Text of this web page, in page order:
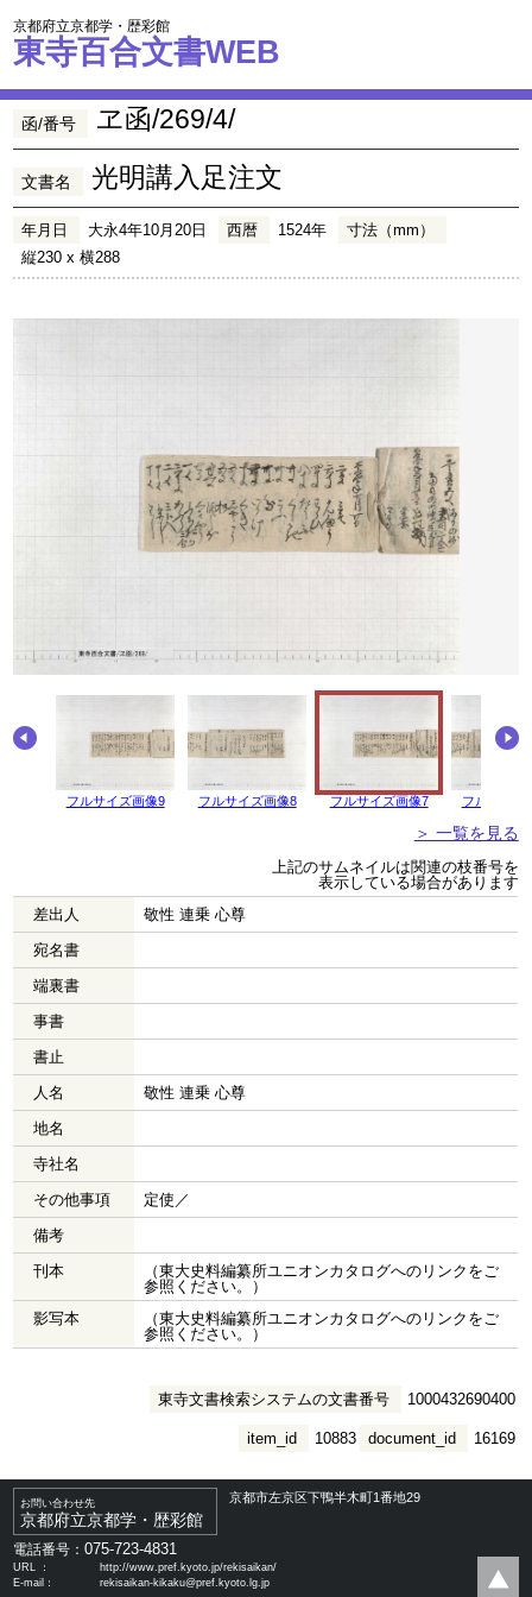
京都府立京都学・歴彩館
東寺百合文書WEB
函/番号 ヱ函/269/4/
文書名 光明講入足注文
年月日 大永4年10月20日 西暦 1524年
寸法（mm）
縦230 x 横288
フルサイズ画像9 フルサイズ画像8 フルサイズ画像7 フルサイズ
＞ 一覧を見る
上記のサムネイルは関連の枝番号を
表示している場合があります
差出人
敬性 連乗 心尊
宛名書
端裏書
事書
書止
人名
敬性 連乗 心尊
地名
寺社名
その他事項
定使／
備考
刊本
（東大史料編纂所ユニオンカタログへのリンクをご
参照ください。）
影写本
（東大史料編纂所ユニオンカタログへのリンクをご
参照ください。）
東寺文書検索システムの文書番号 1000432690400
document_id 16169
item_id 10883
お問い合わせ先
京都府立京都学・歴彩館
京都市左京区下鴨半木町1番地29
電話番号：075-723-4831
URL ：
http://www.pref.kyoto.jp/rekisaikan/
E-mail：
rekisaikan-kikaku@pref.kyoto.lg.jp